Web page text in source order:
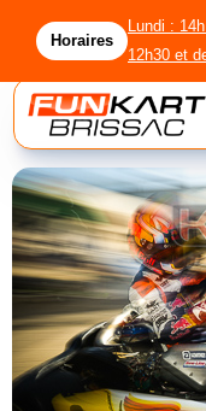
Horaires
Lundi :
12h30 et
accueil
circuit
location
licenciés